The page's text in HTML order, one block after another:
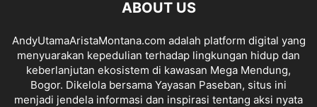
ABOUT US
AndyUtamaAristaMontana.com adalah platform digital yang
menyuarakan kepedulian terhadap lingkungan hidup dan
keberlanjutan ekosistem di kawasan Mega Mendung,
Bogor. Dikelola bersama Yayasan Paseban, situs ini
menjadi jendela informasi dan inspirasi tentang aksi nyata